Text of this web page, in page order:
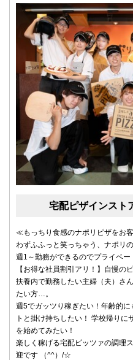
宅配ピザインスト
≪もっちり食感のナポリピザをお
わずふふっと笑っちゃう、ナポリ
週1～勤務ができるのでプライベー
【お得な社員割引アリ！】自慢の
扶養内で勤務したい主婦（夫）さ
たい方…。
週5でガッツり稼ぎたい！年齢的
トと掛け持ちしたい！ 学校帰りに
を始めてみたい！
楽しく稼げる宅配ピッツァの調理
迎です （^^）/☆